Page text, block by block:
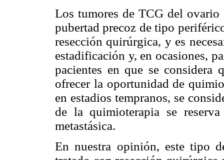
Los tumores de TCG del ovario
pubertad precoz de tipo
resección quirúrgica, y es
estadificación y, en ocasiones,
pacientes en que se considera
ofrecer la oportunidad de
en estadios tempranos, se
de la quimioterapia se
metastásica.
En nuestra opinión, este tipo